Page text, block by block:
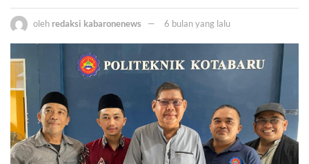
oleh redaksi kabaronenews 6 bulan yang lalu